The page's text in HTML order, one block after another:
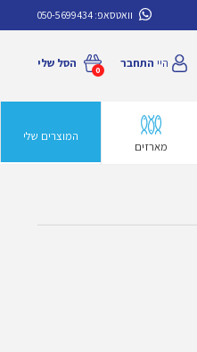
וואטסאפ: 050-5699434
הסל שלי 0 היי התחבר
מארזים
המוצרים שלי